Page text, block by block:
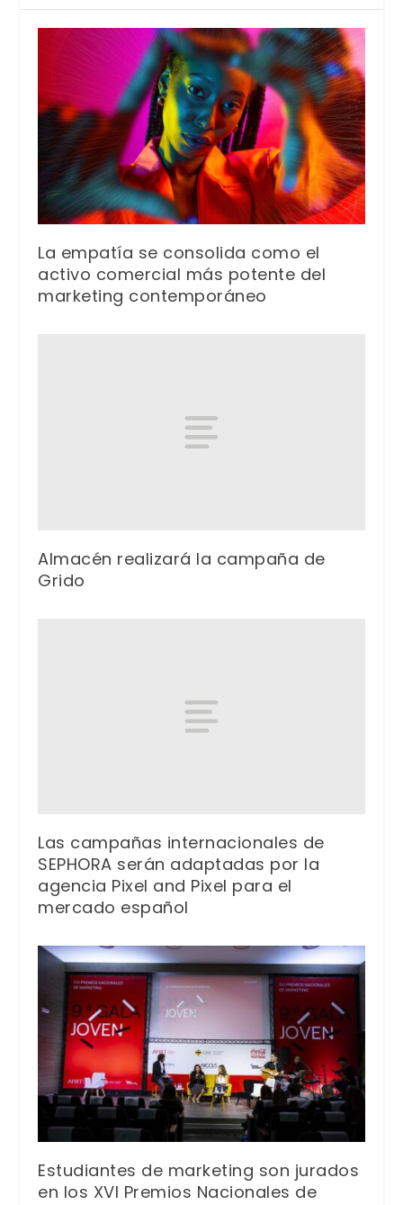
La empatía se consolida como el
activo comercial más potente del
marketing contemporáneo
Almacén realizará la campaña de
Grido
Las campañas internacionales de
SEPHORA serán adaptadas por la
agencia Pixel and Pixel para el
mercado español
Estudiantes de marketing son jurados
en los XVI Premios Nacionales de